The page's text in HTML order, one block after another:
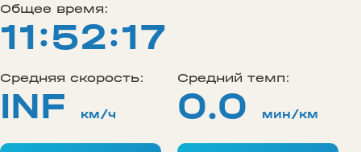
Общее время:
11:52:17
Средняя скорость:
INF км/ч
Средний темп:
0.0 мин/км